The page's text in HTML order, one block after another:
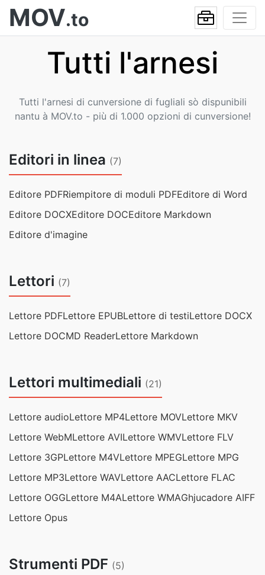
MOV.to
Tutti l'arnesi
Tutti l'arnesi di cunversione di fugliali sò dispunibili
nantu à MOV.to - più di 1.000 opzioni di cunversione!
Editori in linea (7)
Editore PDFRiempitore di moduli PDFEditore di Word
Editore DOCXEditore DOCEditore Markdown
Editore d'imagine
Lettori (7)
Lettore PDFLettore EPUBLettore di testiLettore DOCX
Lettore DOCMD ReaderLettore Markdown
Lettori multimediali (21)
Lettore audioLettore MP4Lettore MOVLettore MKV
Lettore WebMLettore AVILettore WMVLettore FLV
Lettore 3GPLettore M4VLettore MPEGLettore MPG
Lettore MP3Lettore WAVLettore AACLettore FLAC
Lettore OGGLettore M4ALettore WMAGhjucadore AIFF
Lettore Opus
Strumenti PDF (5)